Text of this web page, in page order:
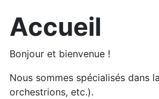
Accueil
Bonjour et bienvenue !
Nous sommes spécialisés dans
orchestrions, etc.).